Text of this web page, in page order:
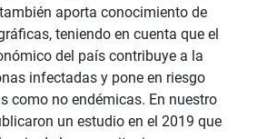
aporta conocimiento de
teniendo en cuenta que el
del país contribuye a la
infectadas y pone en riesgo
como no endémicas. En nuestro
un estudio en el 2019 que